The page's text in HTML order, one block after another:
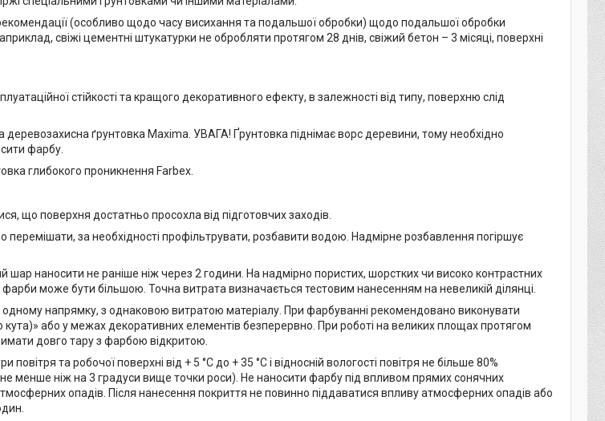
(особливо щодо часу висихання та подальшої обробки) щодо подальшої обробки
свіжі цементні штукатурки не обробляти протягом 28 днів, свіжий бетон – 3 місяці, поверхні
стійкості та кращого декоративного ефекту, в залежності від типу, поверхню слід
деревозахисна ґрунтовка Maxima. УВАГА! Ґрунтовка піднімає ворс деревини, тому необхідно
фарбу.
глибокого проникнення Farbex.
що поверхня достатньо просохла від підготовчих заходів.
за необхідності профільтрувати, розбавити водою. Надмірне розбавлення погіршує
шар наносити не раніше ніж через 2 години. На надмірно пористих, шорстких чи високо контрастних
фарби може бути більшою. Точна витрата визначається тестовим нанесенням на невеликій ділянці.
напрямку, з однаковою витратою матеріалу. При фарбуванні рекомендовано виконувати
кута)» або у межах декоративних елементів безперервно. При роботі на великих площах протягом
довго тару з фарбою відкритою.
та робочої поверхні від + 5 °С до + 35 °С і відносній вологості повітря не більше 80%
менше ніж на 3 градуси вище точки роси). Не наносити фарбу під впливом прямих сонячних
опадів. Після нанесення покриття не повинно піддаватися впливу атмосферних опадів або